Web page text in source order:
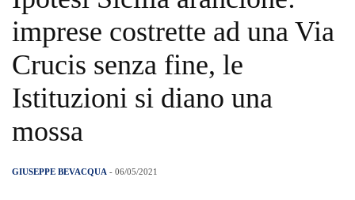
imprese costrette ad una Via
Crucis senza fine, le
Istituzioni si diano una
mossa
GIUSEPPE BEVACQUA - 06/05/2021